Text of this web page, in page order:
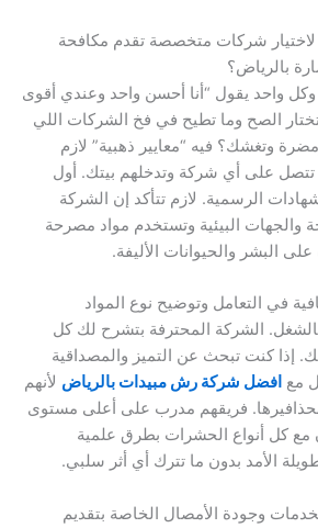
لاختيار شركات متخصصة تقدم مكافحة
بالرياض؟
واحد يقول “أنا أحسن واحد وعندي أقوى
الصح وما تطيح في فخ الشركات اللي
وتغشك؟ فيه “معايير ذهبية” لازم
على أي شركة وتدخلهم بيتك. أول
الرسمية. لازم تتأكد إن الشركة
والجهات البيئية وتستخدم مواد مصرحة
البشر والحيوانات الأليفة.
في التعامل وتوضيح نوع المواد
الشركة المحترفة بتشرح لك كل
إذا كنت تبحث عن التميز والمصداقية
مع افضل شركة رش مبيدات بالرياض لأنهم
فريقهم مدرب على أعلى مستوى
مع كل أنواع الحشرات بطرق علمية
الأمد بدون ما تترك أي أثر سلبي.
وجودة الأمصال الخاصة بتقديم